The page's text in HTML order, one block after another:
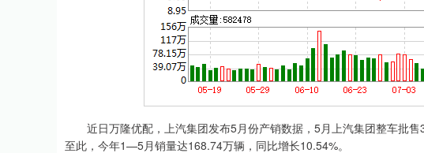
近日万隆优配，上汽集团发布5月份产销数据，5月上汽集团整车批售
至此，今年1—5月销量达168.74万辆，同比增长10.54%。